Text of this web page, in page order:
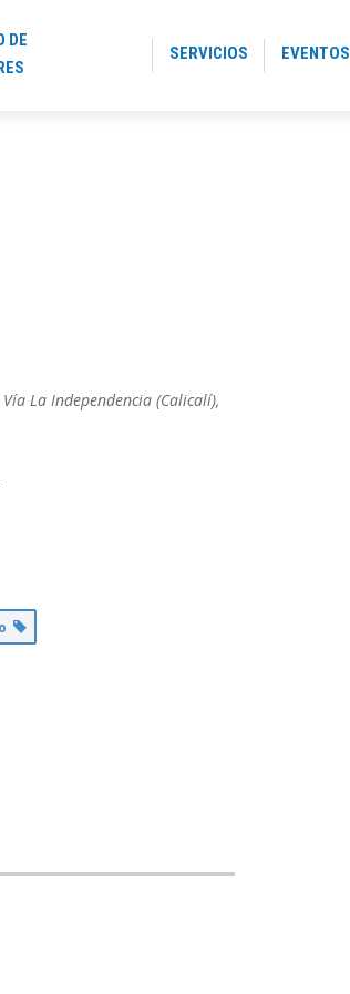
DE
SERVICIOS EVENTOS
La Independencia (Calicalí),